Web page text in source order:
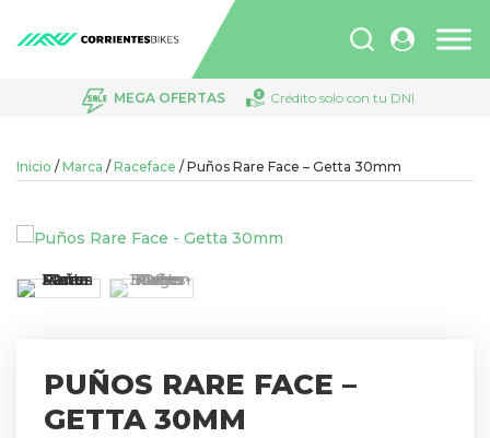
Búsqueda
de
MEGA OFERTAS Crédito solo con tu DNI
Inicio / Marca / Raceface / Puños Rare Face – Getta 30mm
PUÑOS RARE FACE –
GETTA 30MM